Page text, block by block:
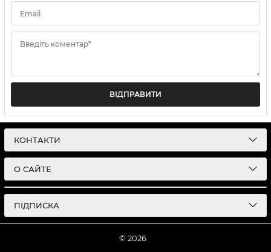
Email
Введіть коментар*
ВІДПРАВИТИ
КОНТАКТИ
О САЙТЕ
ПІДПИСКА
© 2026